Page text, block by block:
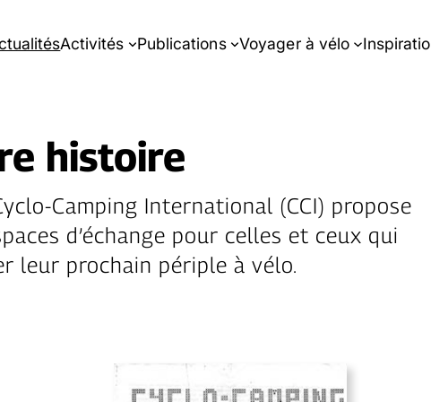
Activités Publications Voyager à vélo
histoire
Camping International (CCI) propose
d’échange pour celles et ceux qui
leur prochain périple à vélo.